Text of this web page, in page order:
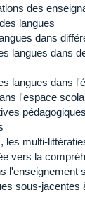
des
langues
dans
langues dans
langues dans
l'espace
les multi-
vers la
l'enseignement
sous-